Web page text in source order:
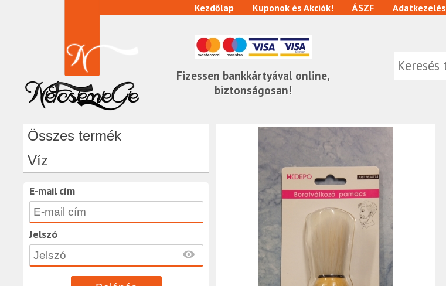
Fizessen bankkártyával online,
biztonságosan!
Kezdőlap Kuponok és Akciók! ÁSZF Adatkezelés
Összes termék
Víz
E-mail cím
Jelszó